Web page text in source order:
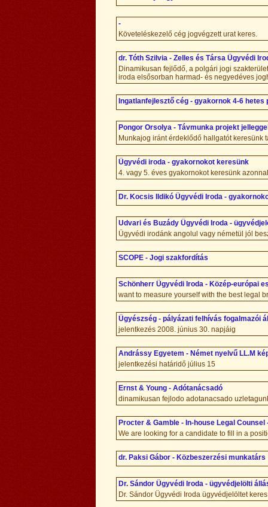
-
Követeléskezelő cég jogvégzett urat keres.
dr. Tóth Szilvia - Zelles és Társa Ügyvédi
Dinamikusan fejlődő, a polgári jogi
iroda elsősorban harmad- és negyedéves
Ingatlanfejlesztő cég - gyakornok 4-6 hetes
Pongor Orsolya - Távmunka projekt
Munkajog iránt érdeklődő hallgatót keresünk
Ügyvédi iroda - gyakornokot keresünk
4. vagy 5. éves gyakornokot keresünk
Dr. Kocsis Ildikó Ügyvédi Iroda -
Udvari és Buzády Ügyvédi Iroda -
Ügyvédi irodánk angolul vagy németül jól
SCOPE - Jogi szakfordítás
Schönherr Ügyvédi Iroda - Közép-európai
want to measure yourself with the best legal
Ügyészség - pályázati felhívás fogalmazói
jelentkezés 2008. június 30. napjáig
Andrássy Egyetem - Német nyelvű LL.M
jelentkezési határidő július 15
Ernst & Young - Adótanácsadó
dinamikusan fejlodo adotanacsado
Procter & Gamble - In-house Legal
We are looking for a candidate to fill in a
dr. Paksi Gábor - Közbeszerzési munkatárs
Dr. Sándor Ügyvédi Iroda - ügyvédjelölti
Dr. Sándor Ügyvédi Iroda ügyvédjelöltet